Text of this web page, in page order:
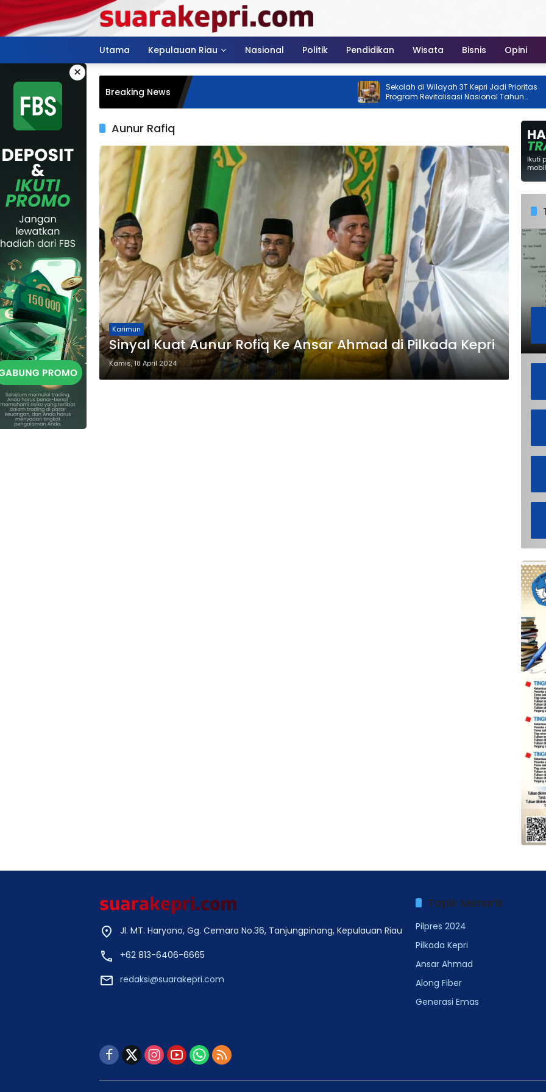
Langsung
konten
Utama
Kepulauan Riau Nasional Politik Pendidikan Wisata Bisnis Opini
×
Breaking News
Sekolah di Wilayah 3T Kepri Jadi Prioritas
Program Revitalisasi Nasional Tahun
2026
Aunur Rafiq
Karimun
Sinyal Kuat Aunur Rofiq Ke Ansar Ahmad di Pilkada Kepri
Kamis, 18 April 2024
Jl. MT. Haryono, Gg. Cemara No.36, Tanjungpinang, Kepulauan Riau
+62 813-6406-6665
redaksi@suarakepri.com
Topik Menarik
Pilpres 2024
Pilkada Kepri
Ansar Ahmad
Along Fiber
Generasi Emas